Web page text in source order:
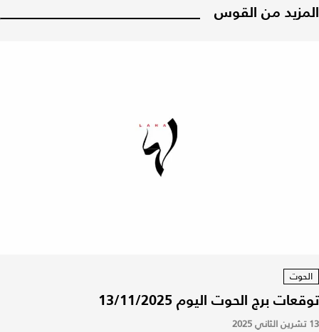
المزيد من القوس
الحوت
توقعات برج الحوت اليوم 13/11/2025
13 تشرين الثاني 2025